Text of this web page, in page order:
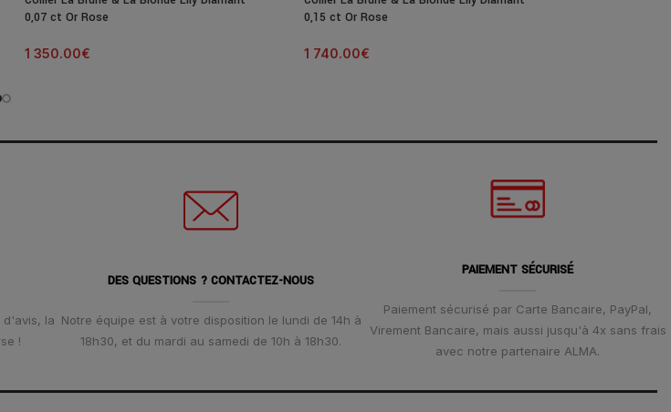
0,07 ct Or Rose
1 350.00€
0,15 ct Or Rose
1 740.00€
d'avis, la
!
DES QUESTIONS ? CONTACTEZ-NOUS
Notre équipe est à votre disposition le lundi de 14h à
18h30, et du mardi au samedi de 10h à 18h30.
PAIEMENT SÉCURISÉ
Paiement sécurisé par Carte Bancaire, PayPal,
Virement Bancaire, mais aussi jusqu'à 4x sans frais
avec notre partenaire ALMA.